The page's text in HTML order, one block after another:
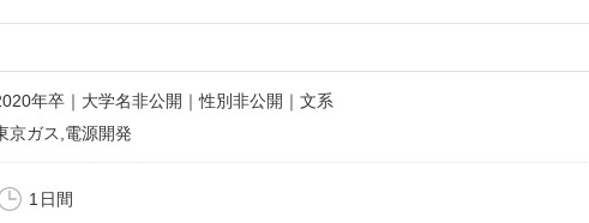
する
で知ろう！業界・企業研究
年卒｜大学名非公開｜性別非公開｜文系
京ガス,電源開発
1日間